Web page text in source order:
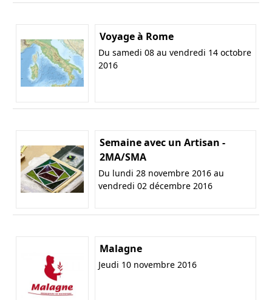
Voyage à Rome
Du samedi 08 au vendredi 14 octobre
2016
Semaine avec un Artisan -
2MA/SMA
Du lundi 28 novembre 2016 au
vendredi 02 décembre 2016
Malagne
Jeudi 10 novembre 2016